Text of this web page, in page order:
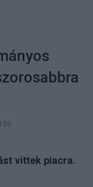
vittek piacra.